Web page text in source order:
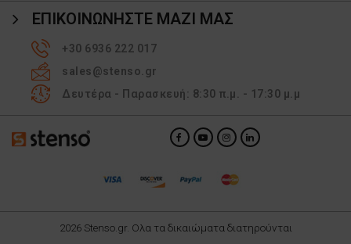
ΕΠΙΚΟΙΝΩΝΉΣΤΕ ΜΑΖΊ ΜΑΣ
+30 6936 222 017
sales@stenso.gr
Δευτέρα - Παρασκευή: 8:30 π.μ. - 17:30 μ.μ
2026 Stenso.gr. Ολα τα δικαιώματα διατηρούνται